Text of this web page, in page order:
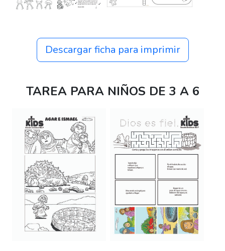
Descargar ficha para imprimir
TAREA PARA NIÑOS DE 3 A 6